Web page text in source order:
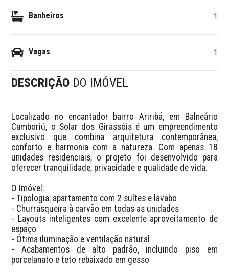
Banheiros 1
Vagas 1
DESCRIÇÃO DO IMÓVEL
Localizado no encantador bairro Ariribá, em Balneário
Camboriú, o Solar dos Girassóis é um empreendimento
exclusivo que combina arquitetura contemporânea,
conforto e harmonia com a natureza. Com apenas 18
unidades residenciais, o projeto foi desenvolvido para
oferecer tranquilidade, privacidade e qualidade de vida.
O Imóvel:
- Tipologia: apartamento com 2 suítes e lavabo
- Churrasqueira à carvão em todas as unidades
- Layouts inteligentes com excelente aproveitamento de
espaço
- Ótima iluminação e ventilação natural
- Acabamentos de alto padrão, incluindo piso em
porcelanato e teto rebaixado em gesso